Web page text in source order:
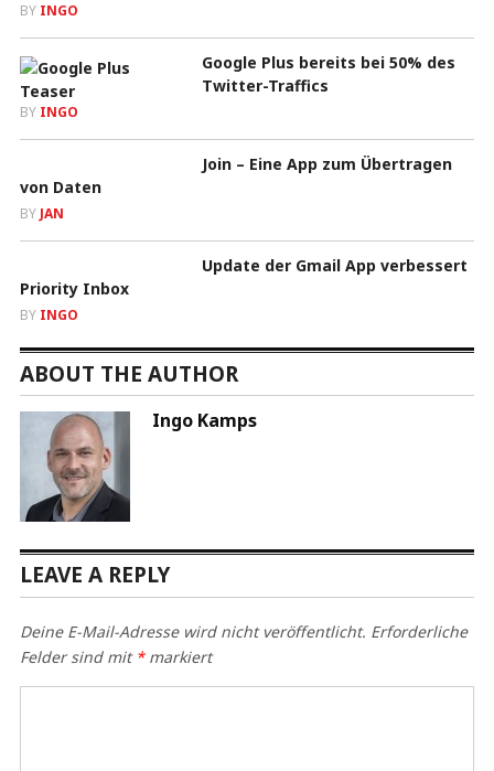
BY INGO
Google Plus bereits bei 50% des
Twitter-Traffics
BY INGO
Join – Eine App zum Übertragen
von Daten
BY JAN
Update der Gmail App verbessert
Priority Inbox
BY INGO
ABOUT THE AUTHOR
Ingo Kamps
LEAVE A REPLY
Deine E-Mail-Adresse wird nicht veröffentlicht. Erforderliche
Felder sind mit *markiert